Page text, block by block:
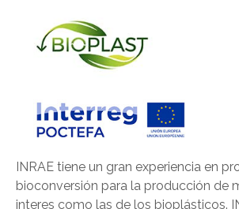
INRAE tiene un gran experiencia en
bioconversión para la producción de
interes como las de los bioplásticos.